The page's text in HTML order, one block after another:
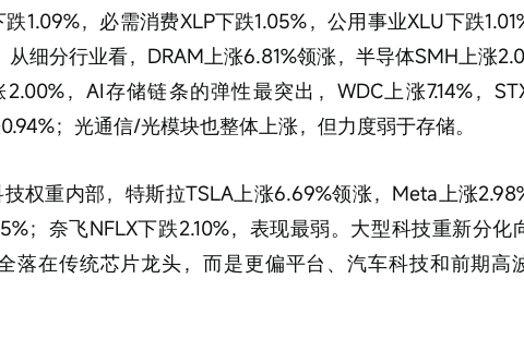
1.09%，必需消费XLP下跌1.05%，公用事业XLU下跌
细分行业看，DRAM上涨6.81%领涨，半导体SMH上涨
2.00%，AI存储链条的弹性最突出，WDC上涨7.14%，
；光通信/光模块也整体上涨，但力度弱于存储。
技权重内部，特斯拉TSLA上涨6.69%领涨，Meta上涨
；奈飞NFLX下跌2.10%，表现最弱。大型科技重新分化
落在传统芯片龙头，而是更偏平台、汽车科技和前期高